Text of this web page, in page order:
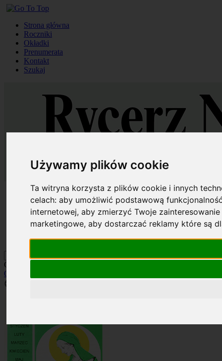
Używamy plików cookie
Ta witryna korzysta z plików cookie i innych
celach:aby umożliwić podstawową
internetowej,aby zmierzyć Twoje
marketingowe,aby dostarczać reklamy które są
Strona główna
Roczniki
Okładki
Prenumerata
Kontakt
Szukaj
Strona główna
Roczniki
Okładki
Prenumerata
Kontakt
Szukaj
Okładka: RN 6/1984
Okładki